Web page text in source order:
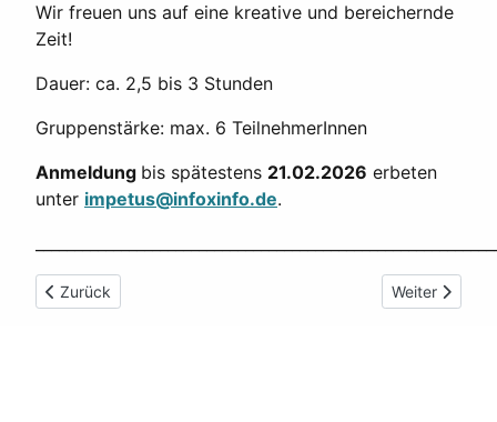
Wir freuen uns auf eine kreative und bereichernde
Zeit!
Dauer: ca. 2,5 bis 3 Stunden
Gruppenstärke: max. 6 TeilnehmerInnen
Anmeldung bis spätestens 21.02.2026 erbeten
unter impetus@infoxinfo.de.
Vorheriger Beitrag: Ikonen-Werkstatt
Zurück Nächster
Weiter